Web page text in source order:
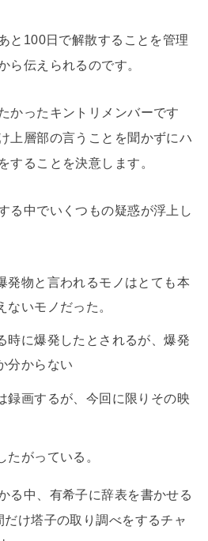
と100日で解散することを管理
ら伝えられるのです。
かったキントリメンバーです
上層部の言うことを聞かずにハ
することを決意します。
る中でいくつもの疑惑が浮上し
発物と言われるモノはとても本
いモノだった。
時に爆発したとされるが、爆発
分からない
録画するが、今回に限りその映
たがっている。
る中、有希子に辞表を書かせる
け塔子の取り調べをするチャ